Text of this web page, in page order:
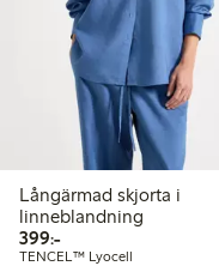
Långärmad skjorta i
linneblandning
399:-399,00 kr
TENCEL™ Lyocell